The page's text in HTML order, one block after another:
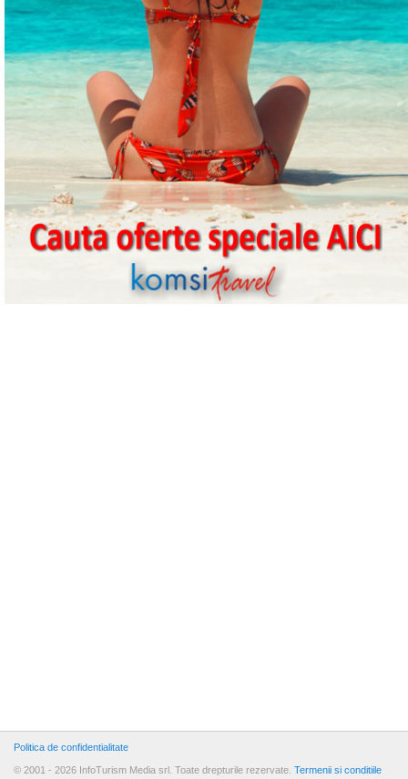
Politica de confidentialitate
© 2001 - 2026 InfoTurism Media srl. Toate drepturile rezervate. Termenii si conditiile